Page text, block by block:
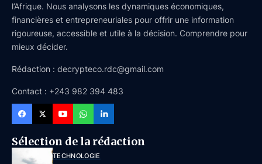
l’Afrique. Nous analysons les dynamiques économiques,
financières et entrepreneuriales pour offrir une information
rigoureuse, accessible et utile à la décision. Comprendre pour
mieux décider.
Rédaction : decrypteco.rdc@gmail.com
Contact : +243 982 394 483
Sélection de la rédaction
TECHNOLOGIE